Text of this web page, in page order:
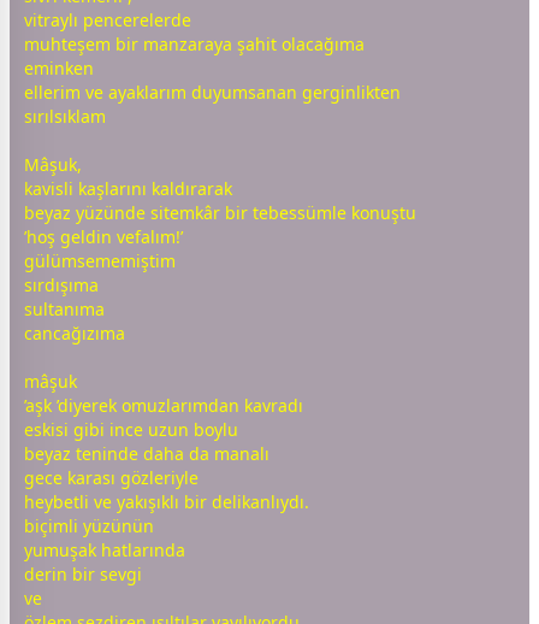
vitraylı pencerelerde
muhteşem bir manzaraya şahit olacağıma
eminken
ellerim ve ayaklarım duyumsanan gerginlikten
sırılsıklam
Mâşuk,
kavisli kaşlarını kaldırarak
beyaz yüzünde sitemkâr bir tebessümle konuştu
’hoş geldin vefalım!’
gülümsememiştim
sırdışıma
sultanıma
cancağızıma
mâşuk
’aşk ’diyerek omuzlarımdan kavradı
eskisi gibi ince uzun boylu
beyaz teninde daha da manalı
gece karası gözleriyle
heybetli ve yakışıklı bir delikanlıydı.
biçimli yüzünün
yumuşak hatlarında
derin bir sevgi
ve